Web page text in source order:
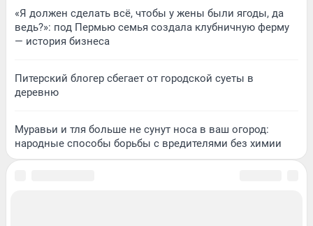
«Я должен сделать всё, чтобы у жены были ягоды, да
ведь?»: под Пермью семья создала клубничную ферму
— история бизнеса
Питерский блогер сбегает от городской суеты в
деревню
Муравьи и тля больше не сунут носа в ваш огород:
народные способы борьбы с вредителями без химии